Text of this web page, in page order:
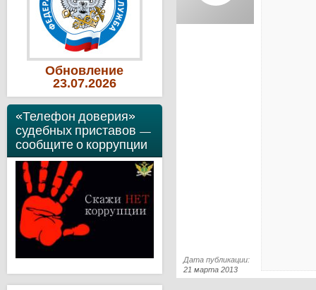
Обновление
23.07.2026
«Телефон доверия»
судебных приставов —
сообщите о коррупции
Дата публикации:
21 марта 2013